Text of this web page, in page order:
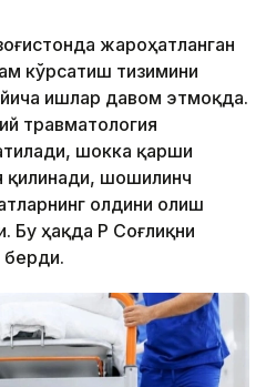
жароҳатланган
кўрсатиш тизимини
ишлар давом этмоқда.
травматология
шокка қарши
қилинади, шошилинч
олдини олиш
Бу ҳақда ҚР Соғлиқни
берди.